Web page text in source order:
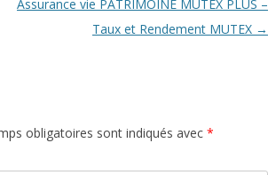
Assurance vie PATRIMOINE MUTEX PLUS –
Taux et Rendement MUTEX →
obligatoires sont indiqués avec *